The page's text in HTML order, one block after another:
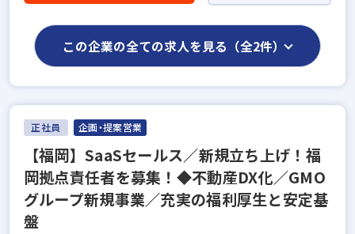
この企業の全ての求人を見る（全2件）
正社員 企画・提案営業
【福岡】SaaSセールス／新規立ち上げ！福
岡拠点責任者を募集！◆不動産DX化／GMO
グループ新規事業／充実の福利厚生と安定基
盤